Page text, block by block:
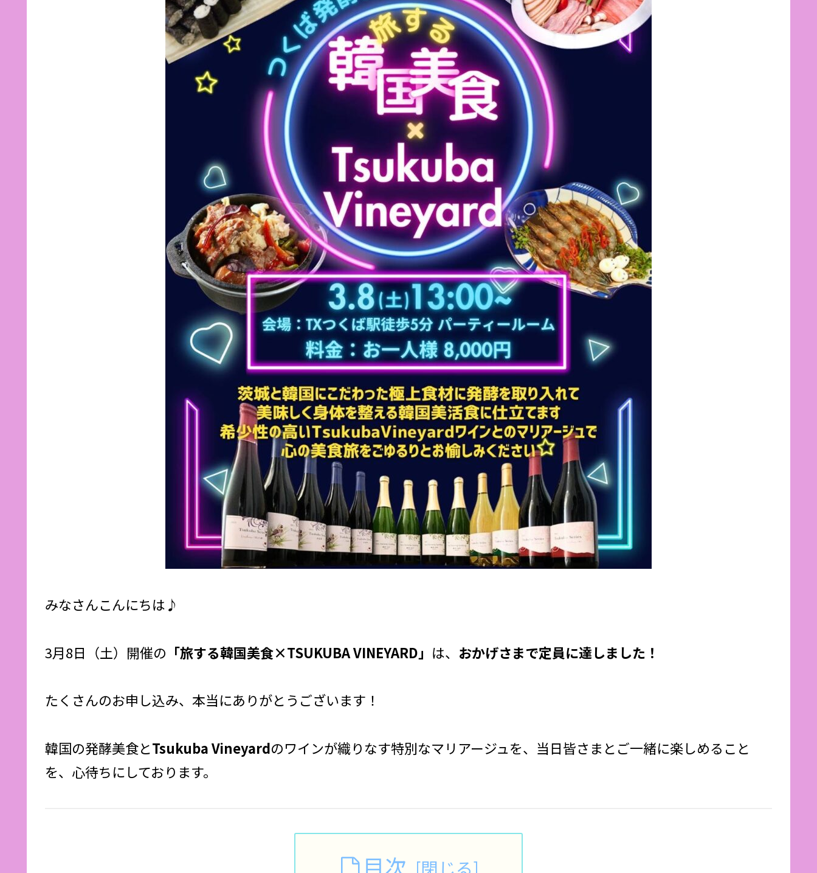
みなさんこんにちは♪
3月8日（土）開催の 「旅する韓国美食×TSUKUBA VINEYARD」 は、 おかげさまで定員に達しました！
たくさんのお申し込み、本当にありがとうございます！
韓国の発酵美食とTsukuba Vineyardのワインが織りなす特別なマリアージュを、当日皆さまとご一緒に楽しめること
を、心待ちにしております。
目次